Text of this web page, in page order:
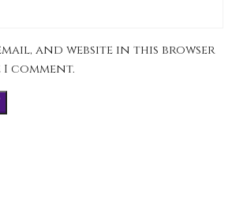
email, and website in this browser
comment.